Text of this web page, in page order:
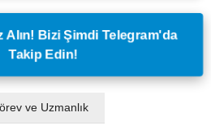
Alın! Bizi Şimdi Telegram'da
Takip Edin!
ve Uzmanlık